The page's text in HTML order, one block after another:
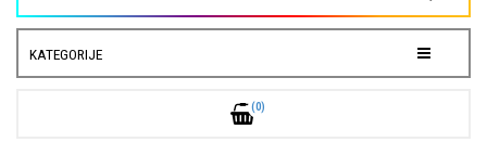
KATEGORIJE
(0)